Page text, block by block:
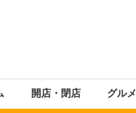
開店・閉店 グルメ